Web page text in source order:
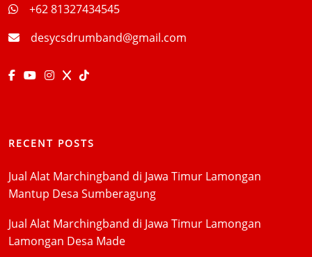
+62 81327434545
desycsdrumband@gmail.com
RECENT POSTS
Jual Alat Marchingband di Jawa Timur Lamongan
Mantup Desa Sumberagung
Jual Alat Marchingband di Jawa Timur Lamongan
Lamongan Desa Made